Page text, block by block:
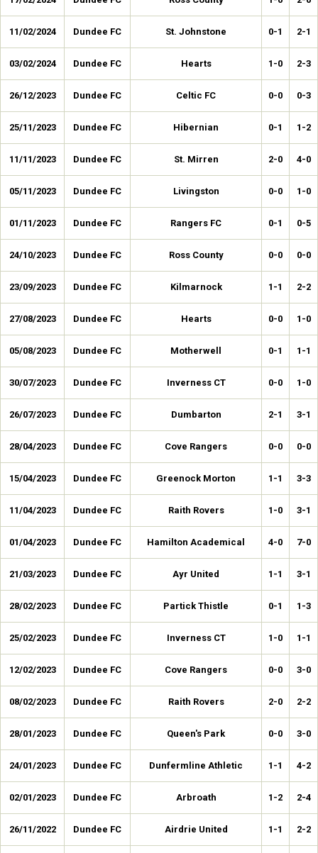
11/02/2024 Dundee FC St. Johnstone 0-1 2-1
03/02/2024 Dundee FC Hearts 1-0 2-3
26/12/2023 Dundee FC Celtic FC 0-0 0-3
25/11/2023 Dundee FC Hibernian 0-1 1-2
11/11/2023 Dundee FC St. Mirren 2-0 4-0
05/11/2023 Dundee FC Livingston 0-0 1-0
01/11/2023 Dundee FC Rangers FC 0-1 0-5
24/10/2023 Dundee FC Ross County 0-0 0-0
23/09/2023 Dundee FC Kilmarnock 1-1 2-2
27/08/2023 Dundee FC Hearts 0-0 1-0
05/08/2023 Dundee FC Motherwell 0-1 1-1
30/07/2023 Dundee FC Inverness CT 0-0 1-0
26/07/2023 Dundee FC Dumbarton 2-1 3-1
28/04/2023 Dundee FC Cove Rangers 0-0 0-0
15/04/2023 Dundee FC Greenock Morton 1-1 3-3
11/04/2023 Dundee FC Raith Rovers 1-0 3-1
01/04/2023 Dundee FC Hamilton Academical 4-0 7-0
21/03/2023 Dundee FC Ayr United 1-1 3-1
28/02/2023 Dundee FC Partick Thistle 0-1 1-3
25/02/2023 Dundee FC Inverness CT 1-0 1-1
12/02/2023 Dundee FC Cove Rangers 0-0 3-0
08/02/2023 Dundee FC Raith Rovers 2-0 2-2
28/01/2023 Dundee FC Queen's Park 0-0 3-0
24/01/2023 Dundee FC Dunfermline Athletic 1-1 4-2
02/01/2023 Dundee FC Arbroath 1-2 2-4
26/11/2022 Dundee FC Airdrie United 1-1 2-2